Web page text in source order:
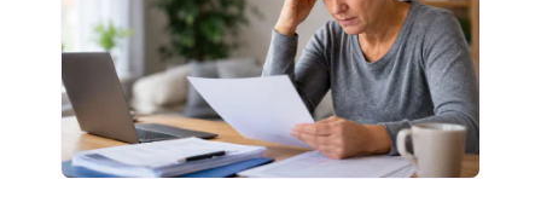
nutzen können. 👉 Hier geht es direkt zum VideoKostenlose
Pflegewegweiser für alle PflegegradeMit der Feststellung
eines Pflegegrades entstehen zahlreiche Ansprüche gegenüber
der Pflegekasse. Vielen Betroffenen fällt es jedoch schwer,
den Überblick zu behalten.Deshalb hat FLEXXI Care die
kostenlosen Pflegewegweiser „Plötzlich Pflegegrad“
entwickelt. Für jeden Pflegegrad von 1 bis 5 gibt es einen